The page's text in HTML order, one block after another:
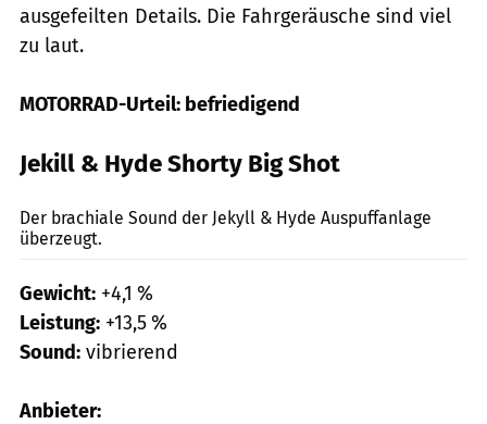
ausgefeilten Details. Die Fahrgeräusche sind viel
zu laut.
MOTORRAD-Urteil: befriedigend
Jekill & Hyde Shorty Big Shot
Der brachiale Sound der Jekyll & Hyde Auspuffanlage
überzeugt.
Gewicht: +4,1 %
Leistung: +13,5 %
Sound: vibrierend
Anbieter: